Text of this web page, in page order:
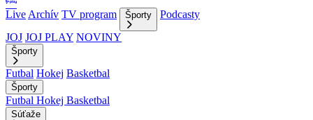
Live Archív TV program Športy
Podcasty
JOJ JOJ PLAY NOVINY
Športy
Futbal Hokej Basketbal
Športy
Futbal Hokej Basketbal
Súťaže